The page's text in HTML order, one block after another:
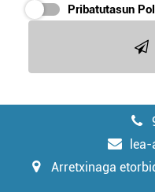
Pribatutasun
Arretxinaga